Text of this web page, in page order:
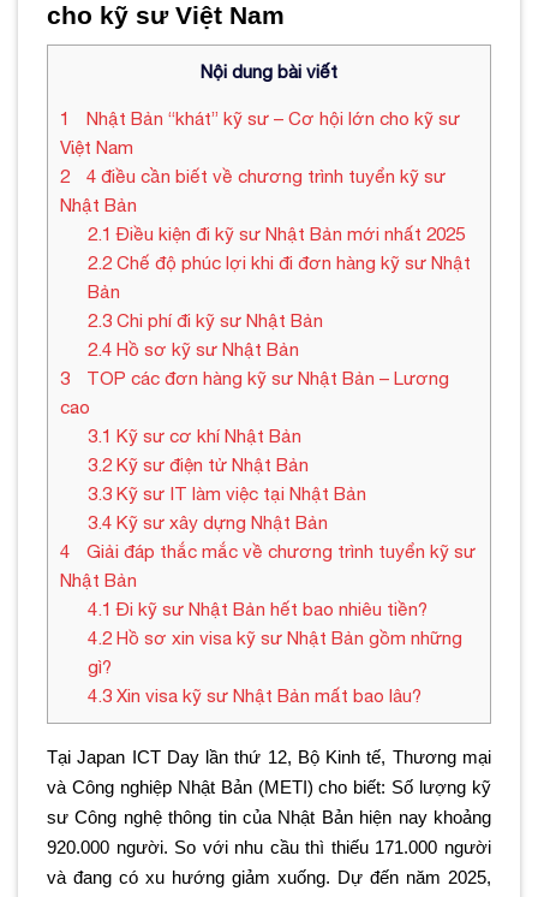
cho kỹ sư Việt Nam
Nội dung bài viết
1
Nhật Bản “khát” kỹ sư – Cơ hội lớn cho kỹ sư
Việt Nam
2
4 điều cần biết về chương trình tuyển kỹ sư
Nhật Bản
2.1 Điều kiện đi kỹ sư Nhật Bản mới nhất 2025
2.2Chế độ phúc lợi khi đi đơn hàng kỹ sư Nhật
Bản
2.3Chi phí đi kỹ sư Nhật Bản
2.4Hồ sơ kỹ sư Nhật Bản
3
TOP các đơn hàng kỹ sư Nhật Bản – Lương
cao
3.1 Kỹ sư cơ khí Nhật Bản
3.2Kỹ sư điện tử Nhật Bản
3.3Kỹ sư IT làm việc tại Nhật Bản
3.4Kỹ sư xây dựng Nhật Bản
4
Giải đáp thắc mắc về chương trình tuyển kỹ sư
Nhật Bản
4.1 Đi kỹ sư Nhật Bản hết bao nhiêu tiền?
4.2Hồ sơ xin visa kỹ sư Nhật Bản gồm những
gì?
4.3Xin visa kỹ sư Nhật Bản mất bao lâu?
Tại Japan ICT Day lần thứ 12, Bộ Kinh tế, Thương mại
và Công nghiệp Nhật Bản (METI) cho biết: Số lượng kỹ
sư Công nghệ thông tin của Nhật Bản hiện nay khoảng
920.000 người. So với nhu cầu thì thiếu 171.000 người
và đang có xu hướng giảm xuống. Dự đến năm 2025,